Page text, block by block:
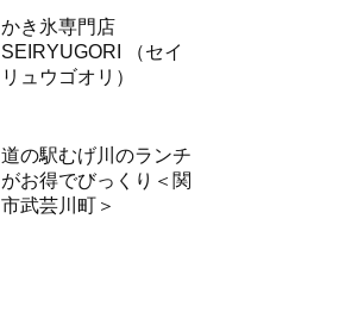
かき氷専門店
SEIRYUGORI （セイ
リュウゴオリ）
道の駅むげ川のランチ
がお得でびっくり＜関
市武芸川町＞